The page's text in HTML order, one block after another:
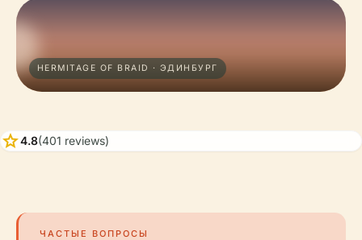
HERMITAGE OF BRAID · ЭДИНБУРГ
star4.8(401 reviews)
ЧАСТЫЕ ВОПРОСЫ